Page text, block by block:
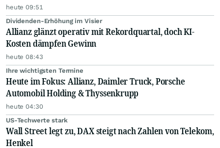
heute 09:51
Dividenden-Erhöhung im Visier
Allianz glänzt operativ mit Rekordquartal, doch KI-
Kosten dämpfen Gewinn
heute 08:43
Ihre wichtigsten Termine
Heute im Fokus: Allianz, Daimler Truck, Porsche
Automobil Holding & Thyssenkrupp
heute 04:30
US-Techwerte stark
Wall Street legt zu, DAX steigt nach Zahlen von Telekom,
Henkel